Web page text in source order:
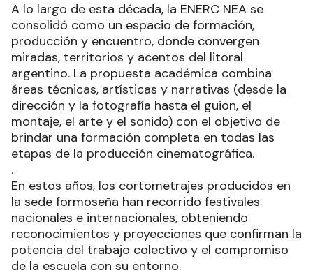
A lo largo de esta década, la ENERC NEA se
consolidó como un espacio de formación,
producción y encuentro, donde convergen
miradas, territorios y acentos del litoral
argentino. La propuesta académica combina
áreas técnicas, artísticas y narrativas (desde la
dirección y la fotografía hasta el guion, el
montaje, el arte y el sonido) con el objetivo de
brindar una formación completa en todas las
etapas de la producción cinematográfica.
.
En estos años, los cortometrajes producidos en
la sede formoseña han recorrido festivales
nacionales e internacionales, obteniendo
reconocimientos y proyecciones que confirman la
potencia del trabajo colectivo y el compromiso
de la escuela con su entorno.